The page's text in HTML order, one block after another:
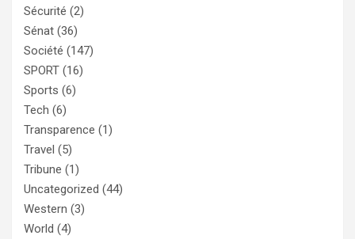
Sécurité (2)
Sénat (36)
Société (147)
SPORT (16)
Sports (6)
Tech (6)
Transparence (1)
Travel (5)
Tribune (1)
Uncategorized (44)
Western (3)
World (4)